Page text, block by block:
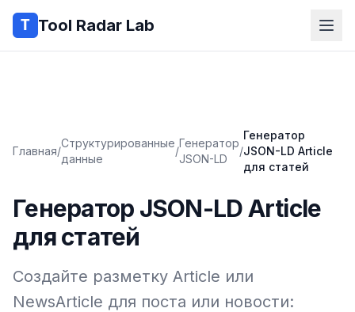
Tool Radar Lab
Главная/
Структурированные
данные
/
Генератор
JSON-LD
/
Генератор
JSON-LD Article
для статей
Генератор JSON-LD Article
для статей
Создайте разметку Article или
NewsArticle для поста или новости: